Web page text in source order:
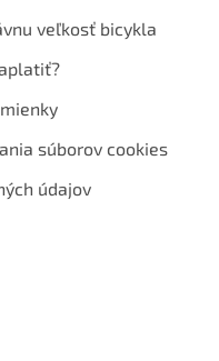
veľkosť bicykla
súborov cookies
údajov